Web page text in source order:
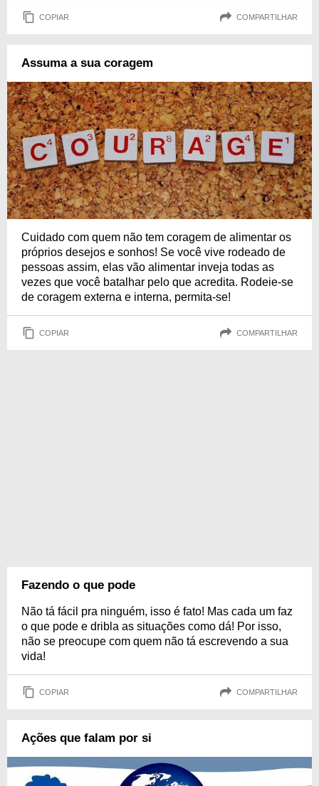
COPIAR COMPARTILHAR
Assuma a sua coragem
Cuidado com quem não tem coragem de alimentar os
próprios desejos e sonhos! Se você vive rodeado de
pessoas assim, elas vão alimentar inveja todas as
vezes que você batalhar pelo que acredita. Rodeie-se
de coragem externa e interna, permita-se!
COPIAR COMPARTILHAR
Fazendo o que pode
Não tá fácil pra ninguém, isso é fato! Mas cada um faz
o que pode e dribla as situações como dá! Por isso,
não se preocupe com quem não tá escrevendo a sua
vida!
COPIAR COMPARTILHAR
Ações que falam por si